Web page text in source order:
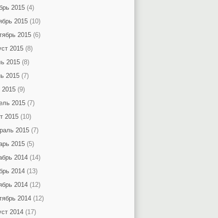
2015(4)
2015(10)
2015(6)
2015(8)
2015(8)
2015(7)
(9)
2015(7)
2015(10)
2015(7)
2015(5)
2014(14)
2014(13)
2014(12)
2014(12)
2014(17)